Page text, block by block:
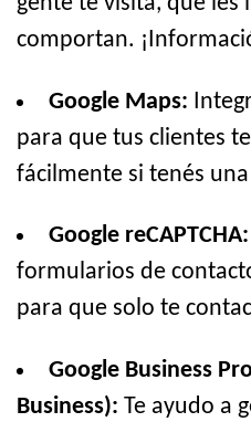
comportan.
Google Maps:
para que tus clientes
fácilmente si tenés
Google reCAPTCHA:
formularios de
para que solo te
Google Business
Business): Te ayudo a